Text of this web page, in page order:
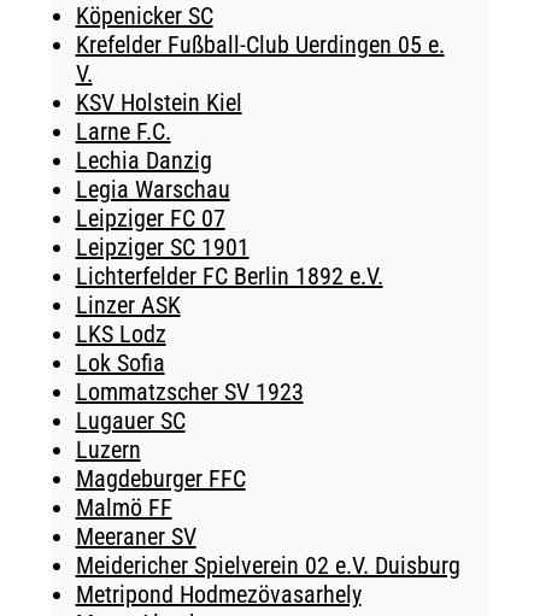
Köpenicker SC
Krefelder Fußball-Club Uerdingen 05 e.
V.
KSV Holstein Kiel
Larne F.C.
Lechia Danzig
Legia Warschau
Leipziger FC 07
Leipziger SC 1901
Lichterfelder FC Berlin 1892 e.V.
Linzer ASK
LKS Lodz
Lok Sofia
Lommatzscher SV 1923
Lugauer SC
Luzern
Magdeburger FFC
Malmö FF
Meeraner SV
Meidericher Spielverein 02 e.V. Duisburg
Metripond Hodmezövasarhely